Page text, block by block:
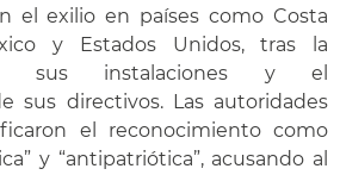
el exilio en países como Costa
y Estados Unidos, tras la
sus instalaciones y el
sus directivos. Las autoridades
el reconocimiento como
y “antipatriótica”, acusando al